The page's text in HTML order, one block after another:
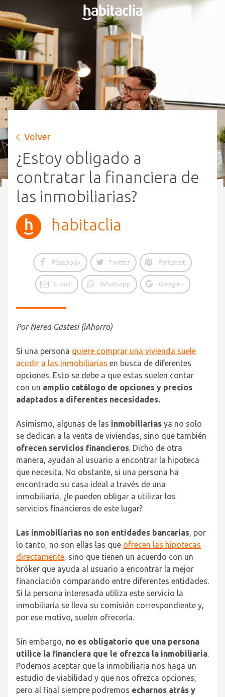
Volver
¿Estoy obligado a
contratar la financiera de
las inmobiliarias?
habitaclia
Facebook Twitter Pinterest
E-mail Whatsapp Google+
Por Nerea Gastesi (iAhorro)
Si una persona quiere comprar una vivienda suele
acudir a las inmobiliarias en busca de diferentes
opciones. Esto se debe a que estas suelen contar
con un amplio catálogo de opciones y precios
adaptados a diferentes necesidades.
Asimismo, algunas de las inmobiliarias ya no solo
se dedican a la venta de viviendas, sino que también
ofrecen servicios financieros. Dicho de otra
manera, ayudan al usuario a encontrar la hipoteca
que necesita. No obstante, si una persona ha
encontrado su casa ideal a través de una
inmobiliaria, ¿le pueden obligar a utilizar los
servicios financieros de este lugar?
Las inmobiliarias no son entidades bancarias, por
lo tanto, no son ellas las que ofrecen las hipotecas
directamente, sino que tienen un acuerdo con un
bróker que ayuda al usuario a encontrar la mejor
financiación comparando entre diferentes entidades.
Si la persona interesada utiliza este servicio la
inmobiliaria se lleva su comisión correspondiente y,
por ese motivo, suelen ofrecerla.
Sin embargo, no es obligatorio que una persona
utilice la financiera que le ofrezca la inmobiliaria.
Podemos aceptar que la inmobiliaria nos haga un
estudio de viabilidad y que nos ofrezca opciones,
pero al final siempre podremos echarnos atrás y